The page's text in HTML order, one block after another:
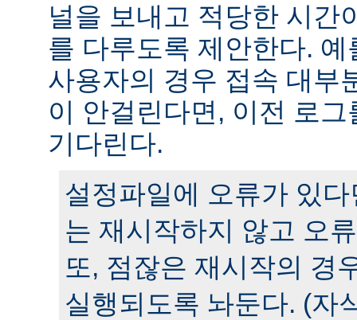
널을 보내고 적당한 시간
를 다루도록 제안한다.
사용자의 경우 접속 대부
이 안걸린다면, 이전 로
기다린다.
설정파일에 오류가 있
는 재시작하지 않고 오
또, 점잖은 재시작의 경
실행되도록 놔둔다. (자